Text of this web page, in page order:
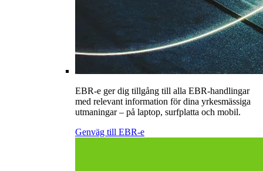
EBR-e ger dig tillgång till alla EBR-handlingar
med relevant information för dina yrkesmässiga
utmaningar – på laptop, surfplatta och mobil.
Genväg till EBR-e